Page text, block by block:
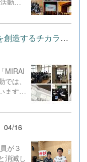
分に
学後初
懸命
実
こそ、
月の活
花が
ひ被
動の
、解決
てくれ
ス・
、例
心なプ
様子
に向け
かい見
。
【MIRAI探究】１学年・１００年を創造するチカラ「導入」の実施
MIRAI
は、
ます。
るわた
この
なる
04/16
が３
消滅し